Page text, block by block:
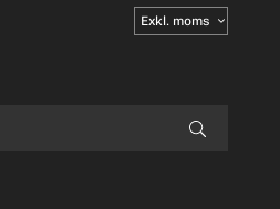
Välj
moms